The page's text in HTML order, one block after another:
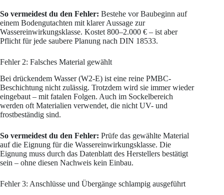
So vermeidest du den Fehler: Bestehe vor Baubeginn auf
einem Bodengutachten mit klarer Aussage zur
Wassereinwirkungsklasse. Kostet 800–2.000 € – ist aber
Pflicht für jede saubere Planung nach DIN 18533.
Fehler 2: Falsches Material gewählt
Bei drückendem Wasser (W2-E) ist eine reine PMBC-
Beschichtung nicht zulässig. Trotzdem wird sie immer wieder
eingebaut – mit fatalen Folgen. Auch im Sockelbereich
werden oft Materialien verwendet, die nicht UV- und
frostbeständig sind.
So vermeidest du den Fehler: Prüfe das gewählte Material
auf die Eignung für die Wassereinwirkungsklasse. Die
Eignung muss durch das Datenblatt des Herstellers bestätigt
sein – ohne diesen Nachweis kein Einbau.
Fehler 3: Anschlüsse und Übergänge schlampig ausgeführt